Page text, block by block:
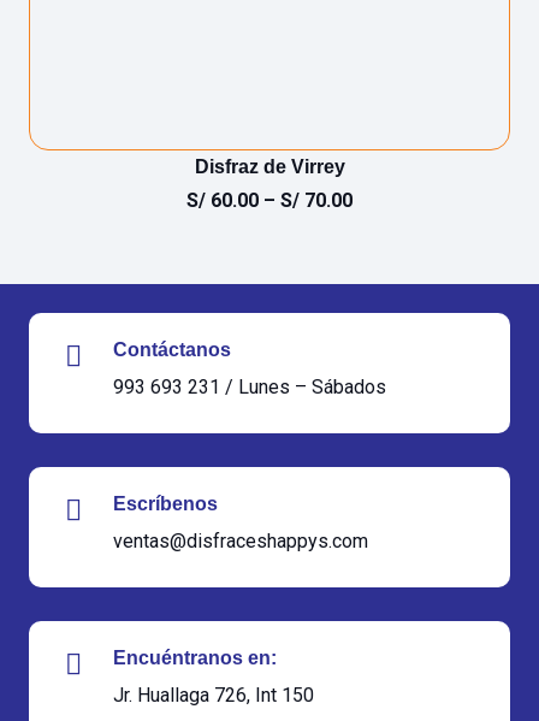
Disfraz de Virrey
S/ 60.00 – S/ 70.00
Contáctanos
993 693 231 / Lunes – Sábados
Escríbenos
ventas@disfraceshappys.com
Encuéntranos en:
Jr. Huallaga 726, Int 150